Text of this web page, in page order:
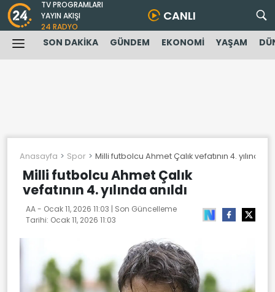
TV PROGRAMLARI
YAYIN AKIŞI
24 RADYO
CANLI
SON DAKİKA GÜNDEM EKONOMİ YAŞAM
Anasayfa Spor Milli futbolcu Ahmet Çalık vefatının 4. yılında
Milli futbolcu Ahmet Çalık
vefatının 4. yılında anıldı
AA - Ocak 11, 2026 11:03 | Son Güncelleme
Tarihi: Ocak 11, 2026 11:03